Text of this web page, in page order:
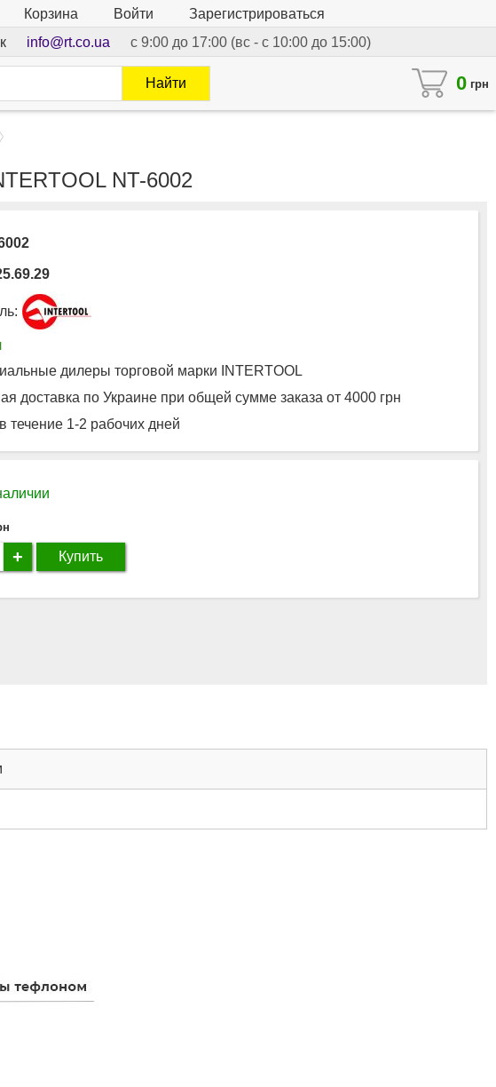
Корзина Войти
Зарегистрироваться
info@rt.co.ua с 9:00 до 17:00 (вс - с 10:00 до 15:00)
0 грн
Найти
NT-6002
дилеры торговой марки INTERTOOL
доставка по Украине при общей сумме заказа от 4000 грн
течение 1-2 рабочих дней
+ Купить